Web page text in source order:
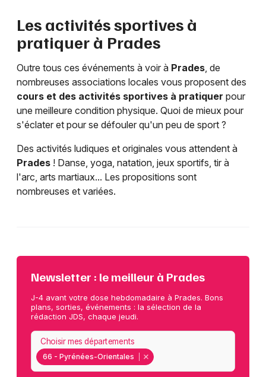
Les activités sportives à
pratiquer à Prades
Outre tous ces événements à voir à Prades, de
nombreuses associations locales vous proposent des
cours et des activités sportives à pratiquer pour
une meilleure condition physique. Quoi de mieux pour
s'éclater et pour se défouler qu'un peu de sport ?
Des activités ludiques et originales vous attendent à
Prades ! Danse, yoga, natation, jeux sportifs, tir à
l'arc, arts martiaux... Les propositions sont
nombreuses et variées.
Newsletter : le meilleur à Prades
J-4 avant votre dose hebdomadaire à Prades. Bons
plans, sorties, événements : la sélection de la
rédaction JDS, chaque jeudi.
66 - Pyrénées-Orientales
Choisir mes départements